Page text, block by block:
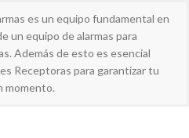
es un equipo fundamental en
un equipo de alarmas para
Además de esto es esencial
Receptoras para garantizar tu
momento.